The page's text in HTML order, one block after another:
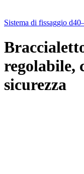
Sistema di fissaggio
regolabile,
sicurezza